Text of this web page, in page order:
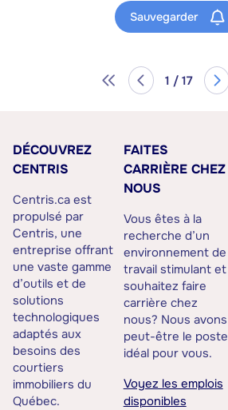
Sauvegarder
1 / 17
DÉCOUVREZ
CENTRIS
Centris.ca est
propulsé par
Centris, une
entreprise offrant
une vaste gamme
d’outils et de
solutions
technologiques
adaptés aux
besoins des
courtiers
immobiliers du
Québec.
FAITES
CARRIÈRE CHEZ
NOUS
Vous êtes à la
recherche d’un
environnement de
travail stimulant et
souhaitez faire
carrière chez
nous? Nous avons
peut-être le poste
idéal pour vous.
Voyez les emplois
disponibles